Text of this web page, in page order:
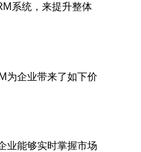
系统，来提升整体
为企业带来了如下价
业能够实时掌握市场